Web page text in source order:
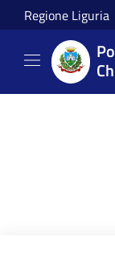
Salta al contenuto
Regione Liguria